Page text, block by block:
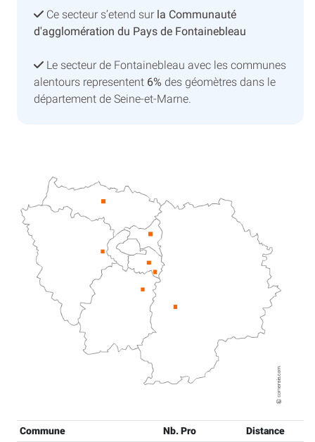
Ce secteur s’etend sur la Communauté
d'agglomération du Pays de Fontainebleau
Le secteur de Fontainebleau avec les communes
alentours representent 6% des géomètres dans le
département de Seine-et-Marne.
Commune Nb. Pro
Distance